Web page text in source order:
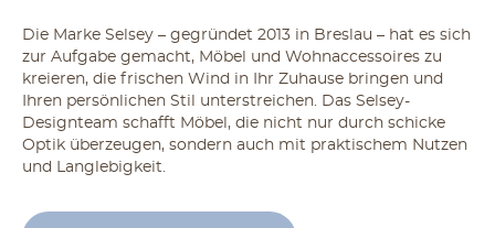
Die Marke Selsey – gegründet 2013 in Breslau – hat es sich
zur Aufgabe gemacht, Möbel und Wohnaccessoires zu
kreieren, die frischen Wind in Ihr Zuhause bringen und
Ihren persönlichen Stil unterstreichen. Das Selsey-
Designteam schafft Möbel, die nicht nur durch schicke
Optik überzeugen, sondern auch mit praktischem Nutzen
und Langlebigkeit.